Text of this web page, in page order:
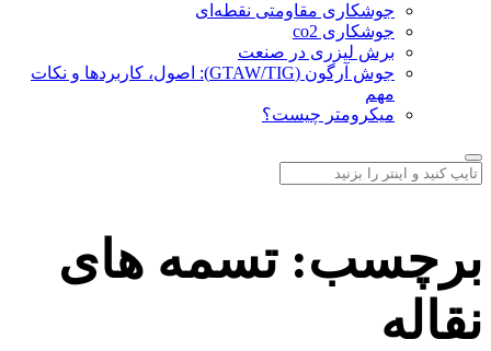
جوشکاری مقاومتی نقطه‌ای
جوشکاری co2
برش لیزری در صنعت
جوش آرگون (GTAW/TIG): اصول، کاربردها و نکات
مهم
میکرومتر چیست؟
برچسب:تسمه های
نقاله